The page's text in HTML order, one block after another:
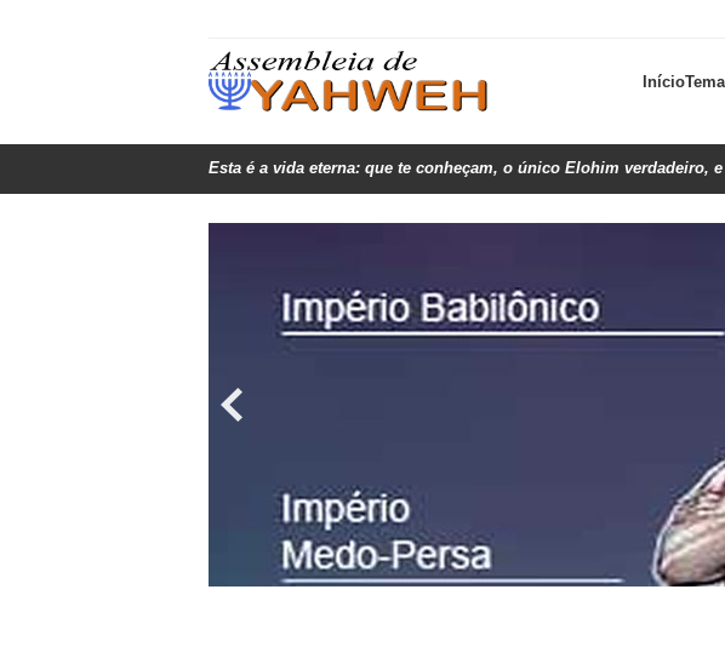
Início
Esta é a vida eterna: que te conheçam, o único Elohim verdadeiro,